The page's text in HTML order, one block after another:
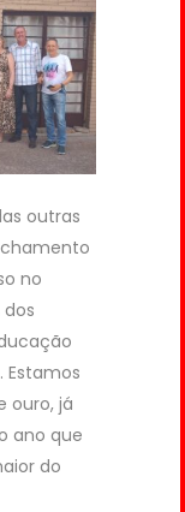
outras
no
dos
Estamos
ouro, já
ano que
do